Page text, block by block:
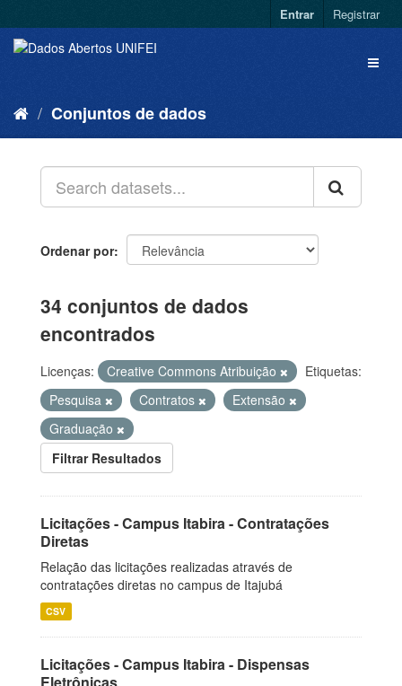
Entrar Registrar
Conjuntos de dados
Ordenar por
34 conjuntos de dados
encontrados
Licenças: Creative Commons Atribuição
Etiquetas:
Pesquisa
Contratos
Extensão
Graduação
Filtrar Resultados
Licitações - Campus Itabira - Contratações
Diretas
Relação das licitações realizadas através de
contratações diretas no campus de Itajubá
CSV
Licitações - Campus Itabira - Dispensas